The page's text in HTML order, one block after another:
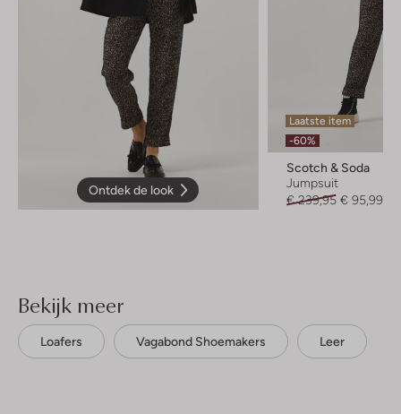
Ontdek de look
Laatste item
-60%
Scotch & Soda
Jumpsuit
€ 239,95 € 95,99
Bekijk meer
Loafers Vagabond Shoemakers Leer